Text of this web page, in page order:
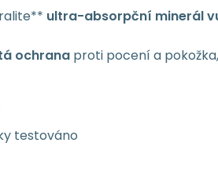
ultra-absorpční minerál
ochrana proti pocení a
testováno